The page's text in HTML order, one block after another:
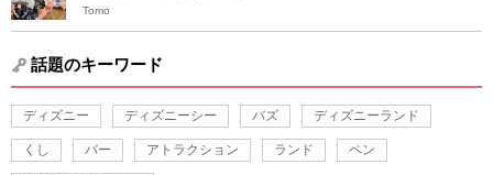
Tomo
話題のキーワード
ディズニー ディズニーシー バズ ディズニーランド
くし バー アトラクション ランド ペン